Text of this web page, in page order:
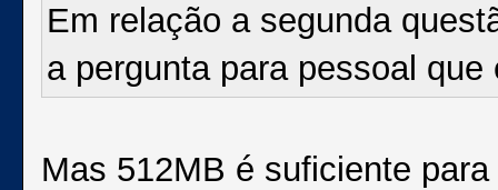
Em relação a segunda
a pergunta para pessoal
Mas 512MB é suficiente